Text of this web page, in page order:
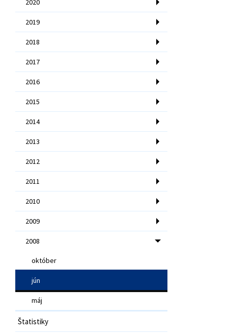
2019
2018
2017
2016
2015
2014
2013
2012
2011
2010
2009
2008
október
jún
máj
Štatistiky